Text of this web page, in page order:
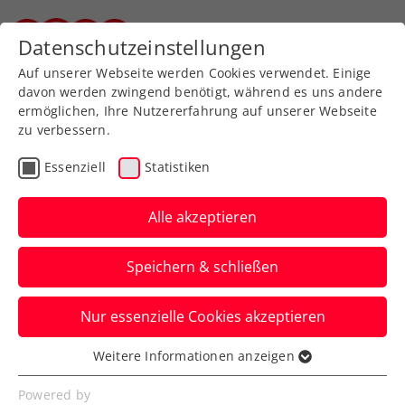
STTV Kids Angebote
Punktewertung 2026
STTV KIDS-Turnierserie 2026
Der STTV freut sich, die Granit-KIDS-Turnierserie
Datenschutzeinstellungen
Auf unserer Webseite werden Cookies verwendet. Einige
davon werden zwingend benötigt, während es uns andere
ermöglichen, Ihre Nutzererfahrung auf unserer Webseite
zu verbessern.
Essenziell Statistiken
Alle akzeptieren
Speichern & schließen
Nur essenzielle Cookies akzeptieren
Essenziell
Essenzielle Cookies werden für grundlegende
Weitere Informationen anzeigen
Powered by